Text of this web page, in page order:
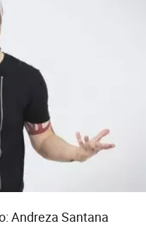
Andreza Santana